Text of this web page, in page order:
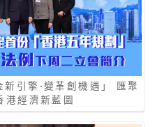
引擎·變革創機遇」 匯聚
港經濟新藍圖